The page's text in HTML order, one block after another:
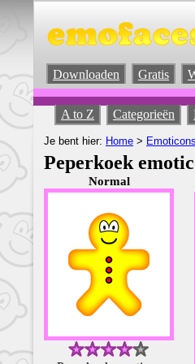
Downloaden Gratis
A to Z Categorieën
Je bent hier: Home > Emoticons
Peperkoek
Normal